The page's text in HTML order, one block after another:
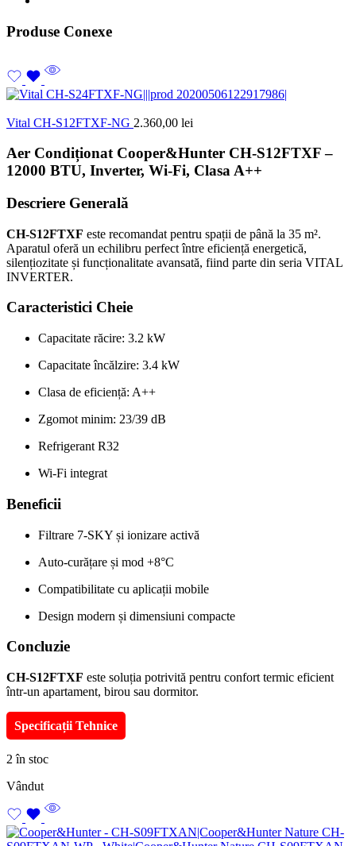
Produse Conexe
Vital CH-S12FTXF-NG 2.360,00 lei
Aer Condiționat Cooper&Hunter CH-S12FTXF –
12000 BTU, Inverter, Wi-Fi, Clasa A++
Descriere Generală
CH-S12FTXF este recomandat pentru spații de până la 35 m².
Aparatul oferă un echilibru perfect între eficiență energetică,
silențiozitate și funcționalitate avansată, fiind parte din seria VITAL
INVERTER.
Caracteristici Cheie
Capacitate răcire: 3.2 kW
Capacitate încălzire: 3.4 kW
Clasa de eficiență: A++
Zgomot minim: 23/39 dB
Refrigerant R32
Wi-Fi integrat
Beneficii
Filtrare 7-SKY și ionizare activă
Auto-curățare și mod +8°C
Compatibilitate cu aplicații mobile
Design modern și dimensiuni compacte
Concluzie
CH-S12FTXF este soluția potrivită pentru confort termic eficient
într-un apartament, birou sau dormitor.
Specificații Tehnice
2 în stoc
Vândut